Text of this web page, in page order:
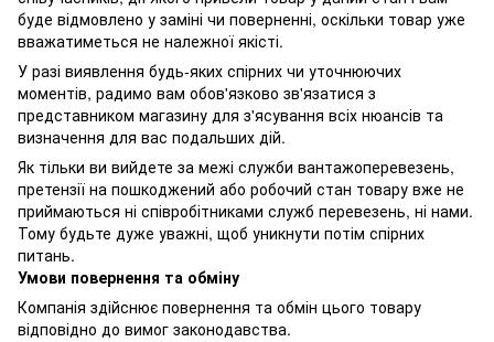
буде відмовлено у заміні чи поверненні, оскільки товар уже
вважатиметься не належної якісті.
У разі виявлення будь-яких спірних чи уточнюючих
моментів, радимо вам обов'язково зв'язатися з
представником магазину для з'ясування всіх нюансів та
визначення для вас подальших дій.
Як тільки ви вийдете за межі служби вантажоперевезень,
претензії на пошкоджений або робочий стан товару вже не
приймаються ні співробітниками служб перевезень, ні нами.
Тому будьте дуже уважні, щоб уникнути потім спірних
питань.
Умови повернення та обміну
Компанія здійснює повернення та обмін цього товару
відповідно до вимог законодавства.